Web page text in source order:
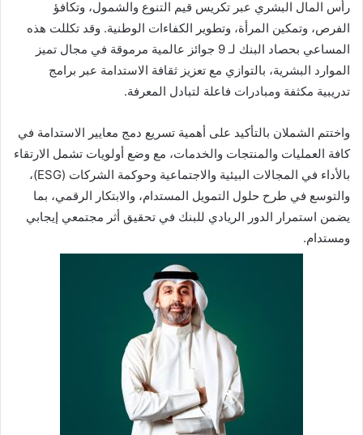
رأس المال البشري عبر تكريس قيم التنوع والشمول، وتكافؤ
الفرص، وتمكين المرأة، وتطوير الكفاءات الوطنية. وقد تكللت هذه
المساعي بحصاد البنك لـ 9 جوائز عالمية مرموقة في مجال تميز
الموارد البشرية، بالتوازي مع تعزيز ثقافة الاستدامة عبر برامج
تدريبية مكثفة ومبادرات فاعلة لتبادل المعرفة.
واختتم الشملان بالتأكيد على أهمية تسريع دمج معايير الاستدامة في
كافة العمليات والمنتجات والخدمات، مع وضع أولويات تشمل الارتقاء
بالأداء في المجالات البيئية والاجتماعية وحوكمة الشركات (ESG)،
والتوسع في طرح حلول التمويل المستدام، والابتكار الرقمي، بما
يضمن استمرار الدور الريادي للبنك في تحقيق أثر مجتمعي إيجابي
ومستدام.